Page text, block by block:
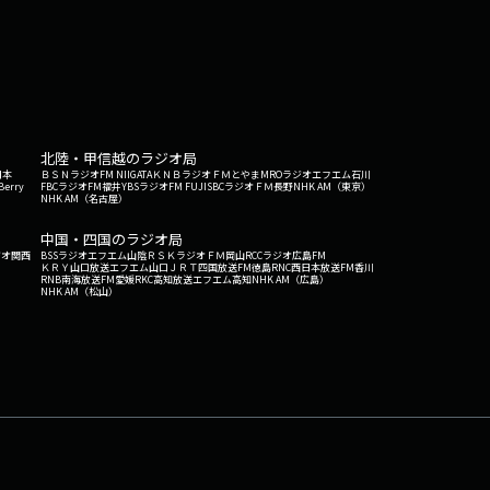
本
北陸・甲信越のラジオ局
ＢＳＮラジオFM NIIGATAＫＮＢラジオ ＦＭとやまMROラジオエフエム石川
FBCラジオFM福井YBSラジオFM FUJISBCラジオ ＦＭ長野NHK AM（東京）
NHK AM（名古屋）
関西
中国・四国のラジオ局
BSSラジオエフエム山陰ＲＳＫラジオ ＦＭ岡山RCCラジオ広島FM
ＫＲＹ山口放送エフエム山口 ＪＲＴ四国放送FM徳島RNC西日本放送FM香川
RNB南海放送FM愛媛RKC高知放送エフエム高知NHK AM（広島）
NHK AM（松山）